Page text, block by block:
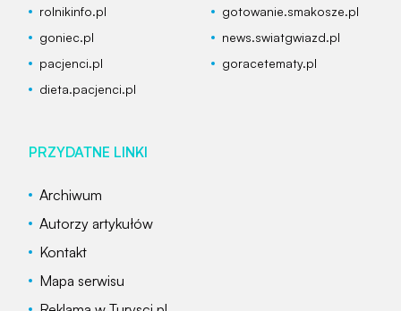
rolnikinfo.pl
gotowanie.smakosze.pl
goniec.pl
news.swiatgwiazd.pl
pacjenci.pl
goracetematy.pl
dieta.pacjenci.pl
PRZYDATNE LINKI
Archiwum
Autorzy artykułów
Kontakt
Mapa serwisu